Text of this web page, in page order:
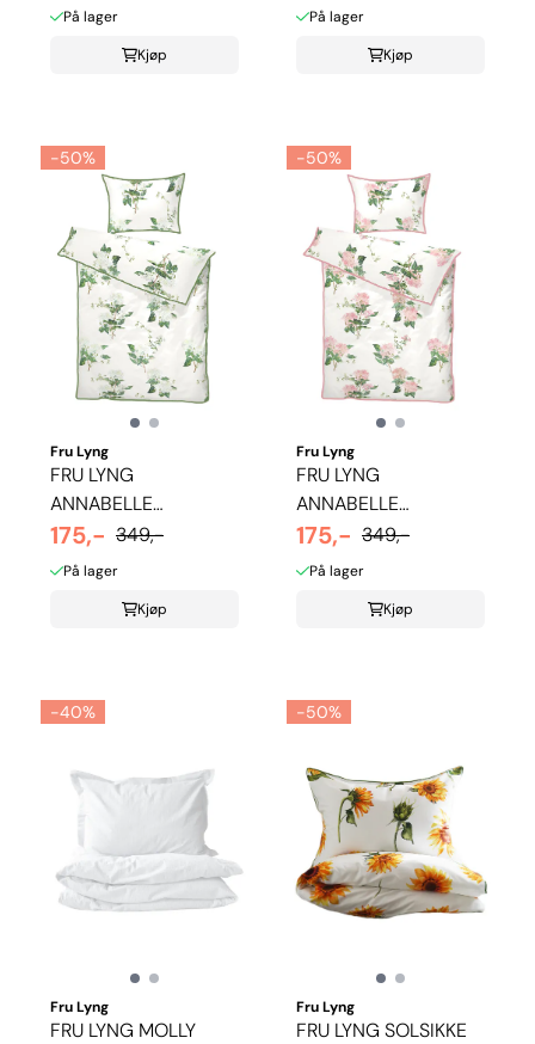
På lager
Kjøp
På lager
Kjøp
-50%
Fru Lyng
FRU LYNG
ANNABELLE
SENGETØY - GRØNN
175,- 349,-
På lager
Kjøp
-50%
Fru Lyng
FRU LYNG
ANNABELLE
SENGETØY - ROSA
175,- 349,-
På lager
Kjøp
-40%
Fru Lyng
FRU LYNG MOLLY
-50%
Fru Lyng
FRU LYNG SOLSIKKE